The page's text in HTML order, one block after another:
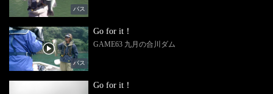
バス
バス
Go for it！
GAME63 九月の合川ダム
Go for it！